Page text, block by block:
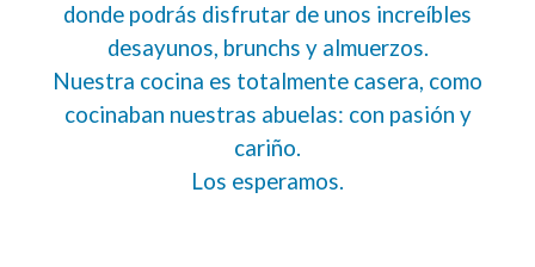
donde podrás disfrutar de unos increíbles
desayunos, brunchs y almuerzos.
Nuestra cocina es totalmente casera, como
cocinaban nuestras abuelas: con pasión y
cariño.
Los esperamos.